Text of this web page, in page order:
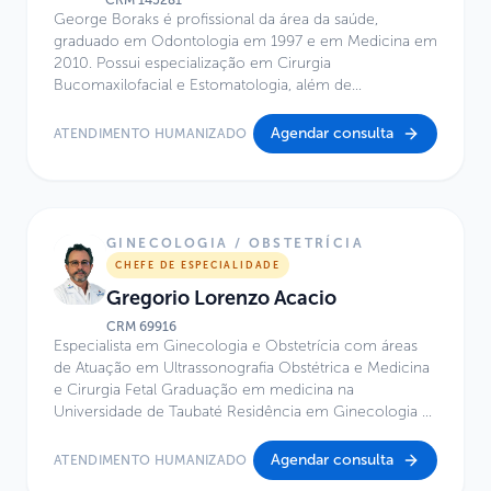
George Boraks é profissional da área da saúde,
graduado em Odontologia em 1997 e em Medicina em
2010. Possui especialização em Cirurgia
Bucomaxilofacial e Estomatologia, além de
Craniofacial. É mestre em Ciências pelo Instituto de
Ciências Biomédicas da Universidade de São Paulo,
Infantil Sabará.
ATENDIMENTO HUMANIZADO Agendar consulta
GINECOLOGIA / OBSTETRÍCIA
CHEFE DE ESPECIALIDADE
Gregorio Lorenzo Acacio
CRM69916
Especialista em Ginecologia e Obstetrícia com áreas
de Atuação em Ultrassonografia Obstétrica e Medicina
e Cirurgia Fetal Graduação em medicina na
Universidade de Taubaté Residência em Ginecologia e
e Doutor em Obstetrícia pela UNICAMP Professor
Adjunto de Obstetrícia na Universidade de Taubaté
ATENDIMENTO HUMANIZADO Agendar consulta